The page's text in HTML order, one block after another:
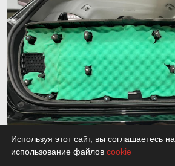
Используя этот сайт, вы соглашаетесь на
использование файлов cookie